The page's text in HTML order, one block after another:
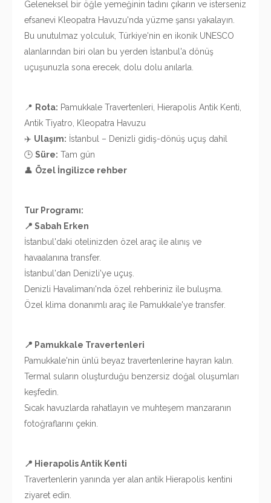
Geleneksel bir öğle yemeğinin tadını çıkarın ve isterseniz
efsanevi Kleopatra Havuzu'nda yüzme şansı yakalayın.
Bu unutulmaz yolculuk, Türkiye'nin en ikonik UNESCO
alanlarından biri olan bu yerden İstanbul'a dönüş
uçuşunuzla sona erecek, dolu dolu anılarla.
📍 Rota: Pamukkale Travertenleri, Hierapolis Antik Kenti,
Antik Tiyatro, Kleopatra Havuzu
✈️ Ulaşım: İstanbul – Denizli gidiş-dönüş uçuş dahil
🕒 Süre: Tam gün
👤 Özel İngilizce rehber
Tur Programı:
📍 Sabah Erken
İstanbul'daki otelinizden özel araç ile alınış ve
havaalanına transfer.
İstanbul'dan Denizli'ye uçuş.
Denizli Havalimanı'nda özel rehberiniz ile buluşma.
Özel klima donanımlı araç ile Pamukkale'ye transfer.
📍 Pamukkale Travertenleri
Pamukkale'nin ünlü beyaz travertenlerine hayran kalın.
Termal suların oluşturduğu benzersiz doğal oluşumları
keşfedin.
Sıcak havuzlarda rahatlayın ve muhteşem manzaranın
fotoğraflarını çekin.
📍 Hierapolis Antik Kenti
Travertenlerin yanında yer alan antik Hierapolis kentini
ziyaret edin.